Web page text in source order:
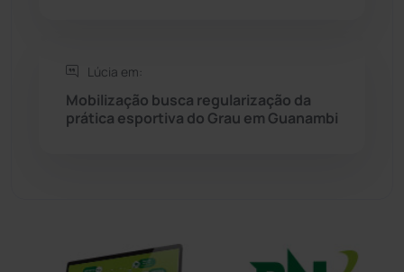
Tanque Novo
Tecnologia (12)
Lúcia em:
Mobilização busca regularização da
prática esportiva do Grau em Guanambi